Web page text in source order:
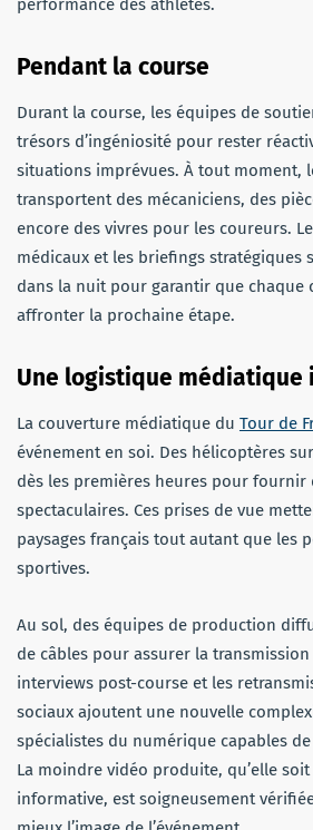
performance des athlètes.
Pendant la course
Durant la course, les équipes de
trésors d’ingéniosité pour rester
situations imprévues. À tout moment,
transportent des mécaniciens, des
encore des vivres pour les coureurs.
médicaux et les briefings stratégiques
dans la nuit pour garantir que chaque
affronter la prochaine étape.
Une logistique médiatique
La couverture médiatique du Tour de
événement en soi. Des hélicoptères
dès les premières heures pour fournir
spectaculaires. Ces prises de vue
paysages français tout autant que les
sportives.
Au sol, des équipes de production
de câbles pour assurer la
interviews post-course et les
sociaux ajoutent une nouvelle
spécialistes du numérique capables
La moindre vidéo produite, qu’elle
informative, est soigneusement